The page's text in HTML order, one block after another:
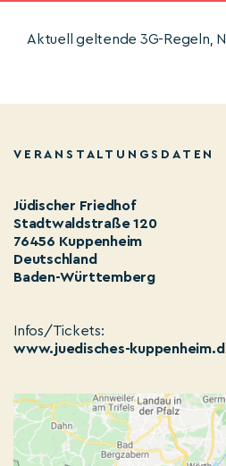
Aktuell geltende 3G-Regeln,
VERANSTALTUNGSDATEN
Jüdischer Friedhof
Stadtwaldstraße 120
76456 Kuppenheim
Deutschland
Baden-Württemberg
Infos/Tickets:
www.juedisches-